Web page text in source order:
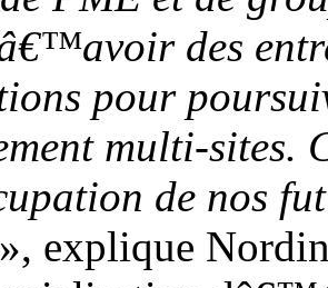
des
pour
multi-sites.
de nos
explique